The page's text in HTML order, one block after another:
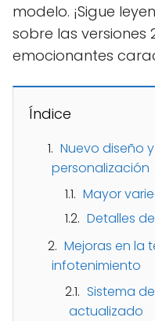
modelo. ¡Sigue
sobre las versiones
emocionantes
Índice
Nuevo diseño
personalización
Mayor
Detalles
Mejoras en la
infotenimiento
Sistema
actualizado